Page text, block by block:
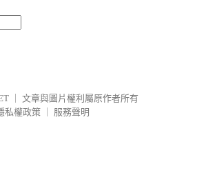
文章與圖片權利屬原作者所有
私權政策
服務聲明